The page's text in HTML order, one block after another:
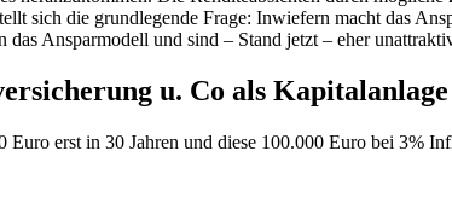
sich die grundlegende Frage: Inwiefern macht das
Ansparmodell und sind – Stand jetzt – eher
u. Co als Kapitalanlage
Euro erst in 30 Jahren und diese 100.000 Euro bei 3%